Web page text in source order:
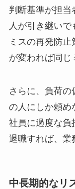
判断基準が担当
人が引き継い
ミスの再発防
が変われば同じ
さらに、負荷
の人にしか頼め
社員に過度な負
退職すれば、業
中長期的なリ